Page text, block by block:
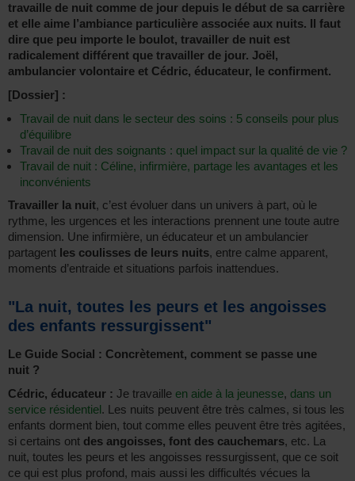
travaille de nuit comme de jour depuis le début de sa carrière
et elle aime l’ambiance particulière associée aux nuits. Il faut
dire que peu importe le boulot, travailler de nuit est
radicalement différent que travailler de jour. Joël,
ambulancier volontaire et Cédric, éducateur, le confirment.
[Dossier] :
Travail de nuit dans le secteur des soins : 5 conseils pour plus
d’équilibre
Travail de nuit des soignants : quel impact sur la qualité de vie ?
Travail de nuit : Céline, infirmière, partage les avantages et les
inconvénients
Travailler la nuit, c’est évoluer dans un univers à part, où le
rythme, les urgences et les interactions prennent une toute autre
dimension. Une infirmière, un éducateur et un ambulancier
partagent les coulisses de leurs nuits, entre calme apparent,
moments d’entraide et situations parfois inattendues.
"La nuit, toutes les peurs et les angoisses
des enfants ressurgissent"
Le Guide Social : Concrètement, comment se passe une
nuit ?
Cédric, éducateur : Je travaille en aide à la jeunesse, dans un
service résidentiel . Les nuits peuvent être très calmes, si tous les
enfants dorment bien, tout comme elles peuvent être très agitées,
si certains ont des angoisses, font des cauchemars, etc. La
nuit, toutes les peurs et les angoisses ressurgissent, que ce soit
ce qui est plus profond, mais aussi les difficultés vécues la